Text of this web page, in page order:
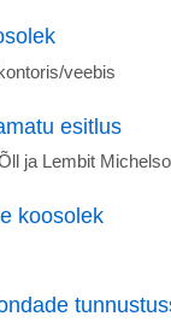
veebis
esitlus
ja Lembit
koosolek